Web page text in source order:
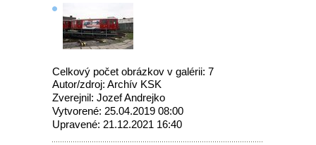
Celkový počet obrázkov v galérii: 7
Autor/zdroj: Archív KSK
Zverejnil: Jozef Andrejko
Vytvorené: 25.04.2019 08:00
Upravené: 21.12.2021 16:40